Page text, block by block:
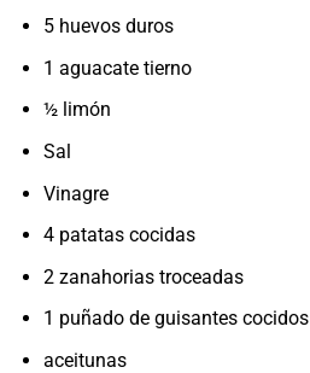
5 huevos duros
1 aguacate tierno
½ limón
Sal
Vinagre
4 patatas cocidas
2 zanahorias troceadas
1 puñado de guisantes cocidos
aceitunas